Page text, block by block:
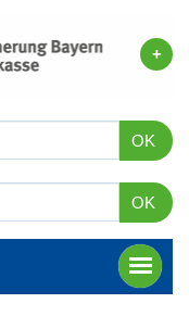
OK
OK